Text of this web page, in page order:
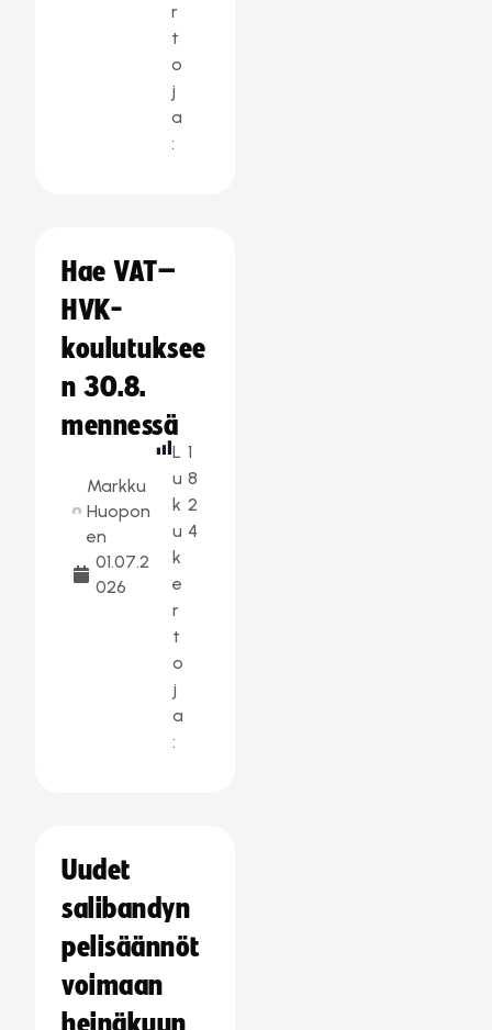
r
t
o
j
a
:
Hae VAT–
HVK-
koulutuksee
n 30.8.
mennessä
Markku
Huopon
en
01.07.2
026
L
u
k
u
k
e
r
t
o
j
a
:
1
8
2
4
Uudet
salibandyn
pelisäännöt
voimaan